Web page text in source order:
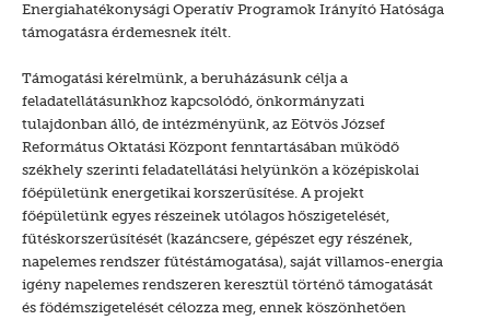
Energiahatékonysági Operatív Programok Irányító Hatósága
támogatásra érdemesnek ítélt.
Támogatási kérelmünk, a beruházásunk célja a
feladatellátásunkhoz kapcsolódó, önkormányzati
tulajdonban álló, de intézményünk, az Eötvös József
Református Oktatási Központ fenntartásában működő
székhely szerinti feladatellátási helyünkön a középiskolai
főépületünk energetikai korszerűsítése. A projekt
főépületünk egyes részeinek utólagos hőszigetelését,
fűtéskorszerűsítését (kazáncsere, gépészet egy részének,
napelemes rendszer fűtéstámogatása), saját villamos-energia
igény napelemes rendszeren keresztül történő támogatását
és födémszigetelését célozza meg, ennek köszönhetően